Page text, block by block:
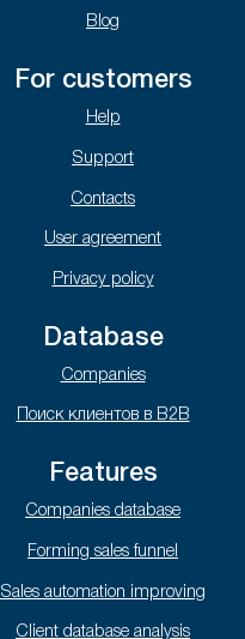
Blog
For customers
Help
Support
Contacts
User agreement
Privacy policy
Database
Companies
Поиск клиентов в B2B
Features
Companies database
Forming sales funnel
Sales automation improving
Client database analysis